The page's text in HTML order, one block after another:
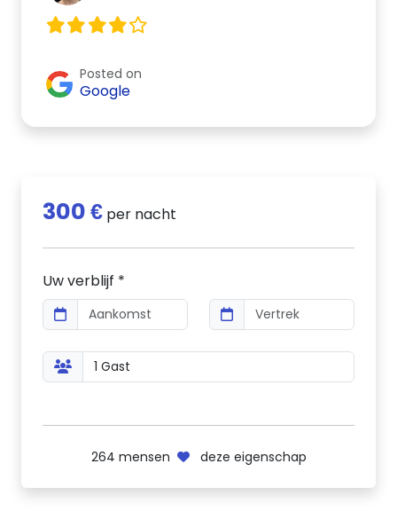
Posted on
Google
300 € per nacht
Uw verblijf *
264 mensen deze eigenschap